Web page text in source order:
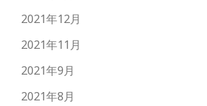
2021年12月
2021年11月
2021年9月
2021年8月